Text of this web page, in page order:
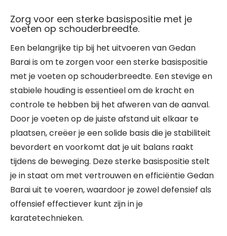
Zorg voor een sterke basispositie met je
voeten op schouderbreedte.
Een belangrijke tip bij het uitvoeren van Gedan
Barai is om te zorgen voor een sterke basispositie
met je voeten op schouderbreedte. Een stevige en
stabiele houding is essentieel om de kracht en
controle te hebben bij het afweren van de aanval.
Door je voeten op de juiste afstand uit elkaar te
plaatsen, creëer je een solide basis die je stabiliteit
bevordert en voorkomt dat je uit balans raakt
tijdens de beweging. Deze sterke basispositie stelt
je in staat om met vertrouwen en efficiëntie Gedan
Barai uit te voeren, waardoor je zowel defensief als
offensief effectiever kunt zijn in je
karatetechnieken.